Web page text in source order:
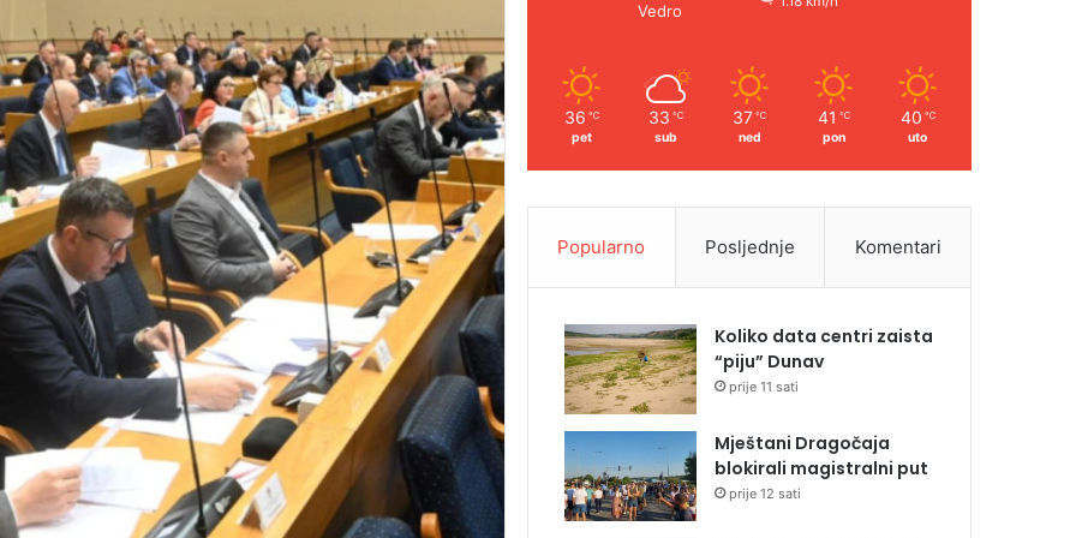
Vedro
36 ℃
pet
33 ℃
sub
37 ℃
ned
41 ℃
pon
40 ℃
uto
Popularno Posljednje Komentari
Koliko data centri zaista
“piju” Dunav
prije 11 sati
Mještani Dragočaja
blokirali magistralni put
prije 12 sati